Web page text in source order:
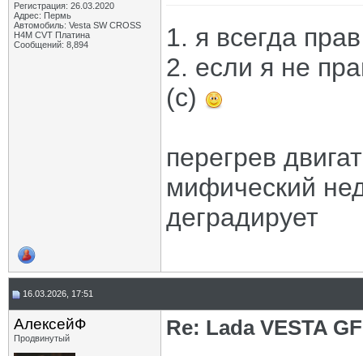
Регистрация: 26.03.2020
Адрес: Пермь
Автомобиль: Vesta SW CROSS
H4M CVT Платина
Сообщений: 8,894
1. я всегда прав
2. если я не
(с)
перегрев
мифический
деградирует
16.03.2026, 17:51
АлексейФ
Продвинутый Re: Lada VESTA